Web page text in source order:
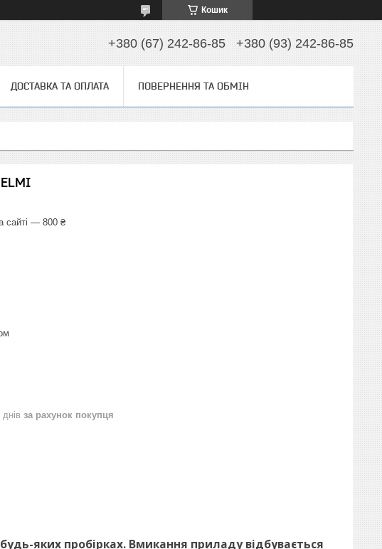
Кошик
+380 (67) 242-86-85 +380 (93) 242-86-85
ДОСТАВКА ТА ОПЛАТА ПОВЕРНЕННЯ ТА ОБМІН
сайті — 800 ₴
за рахунок покупця
яких пробірках. Вмикання приладу відбувається